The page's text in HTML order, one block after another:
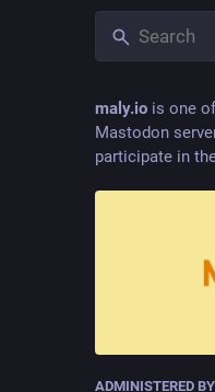
maly.io is one
Mastodon
participate in
ADMINISTERED